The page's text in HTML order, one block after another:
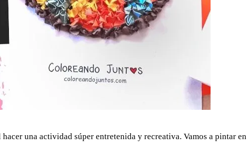
una actividad súper entretenida y recreativa. Vamos a pintar en